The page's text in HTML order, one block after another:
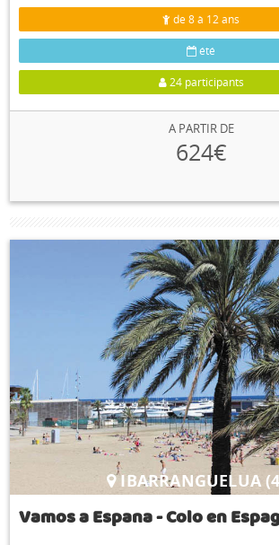
de 8 à 12 ans
été
24 participants
A PARTIR DE
624€
IBARRANGUELUA
Vamos a Espana - Colo en